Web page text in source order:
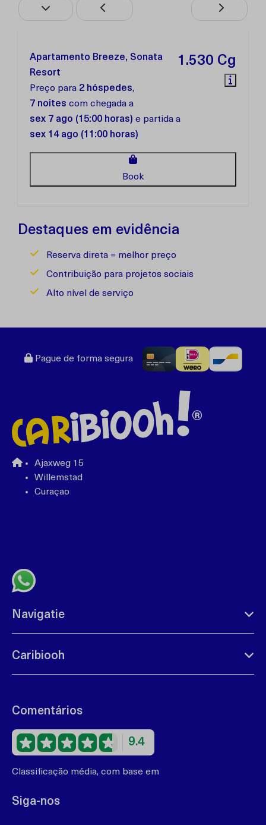
1.530 Cg
Apartamento Breeze, Sonata
Resort
Preço para 2 hóspedes,
7 noites com chegada a
sex 7 ago (15:00 horas) e partida a
sex 14 ago (11:00 horas)
Book
Destaques em evidência
Reserva direta = melhor preço
Contribuição para projetos sociais
Alto nível de serviço
Pague de forma segura
Ajaxweg 15
Willemstad
Curaçao
Navigatie
Caribiooh
Comentários
9.4
Classificação média, com base em
Siga-nos